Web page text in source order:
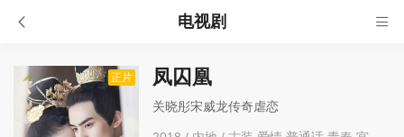
电视剧
正片 凤囚凰
关晓彤宋威龙传奇虐恋